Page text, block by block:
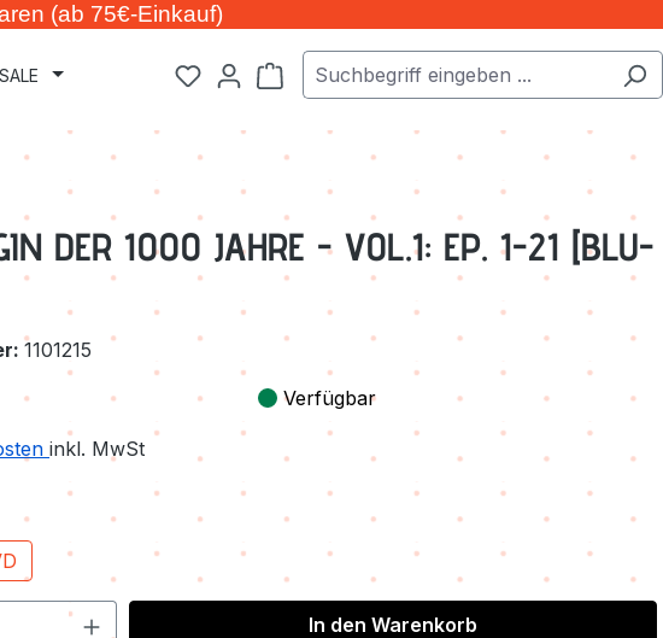
(ab 75€-Einkauf)
SALE Warenkorb enthält 0 Positionen. Der
DER 1000 JAHRE - VOL.1: EP. 1-21 [BLU-
1101215
inkl. MwSt
Verfügbar
In den Warenkorb